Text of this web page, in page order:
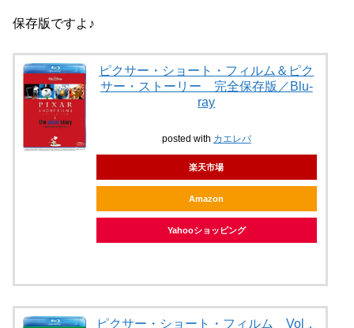
保存版ですよ♪
ピクサー・ショート・フィルム＆ピク
サー・ストーリー 完全保存版／Blu-
ray
posted with カエレバ
楽天市場
Amazon
Yahooショッピング
ピクサー・ショート・フィルム Vol．